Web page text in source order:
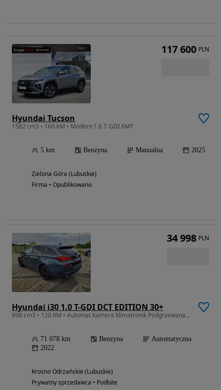
Hyundai Tucson
1582 cm3 • 160 KM • Modern 1.6 T-GDI 6MT
5 km Benzyna Manualna 2025
Zielona Góra (Lubuskie)
Firma • Opublikowano
117 600 PLN
Hyundai i30 1.0 T-GDI DCT EDITION 30+
998 cm3 • 120 KM • Automat Kamera Klimatronik Podgrzewana Kierownica-Fotele z Niemiec
71 078 km Benzyna
Automatyczna
2022
Krosno Odrzańskie (Lubuskie)
Prywatny sprzedawca • Podbite
34 998 PLN